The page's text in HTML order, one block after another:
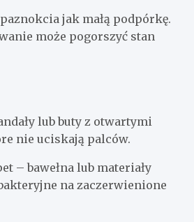
jak małą podpórkę.
może pogorszyć stan
lub buty z otwartymi
nie uciskają palców.
– bawełna lub materiały
na zaczerwienione